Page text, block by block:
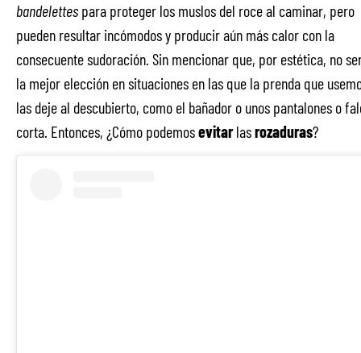
bandelettes para proteger los muslos del roce al caminar, pero
pueden resultar incómodos y producir aún más calor con la
consecuente sudoración. Sin mencionar que, por estética, no
la mejor elección en situaciones en las que la prenda que
las deje al descubierto, como el bañador o unos pantalones o
corta. Entonces, ¿Cómo podemosevitarlasrozaduras?